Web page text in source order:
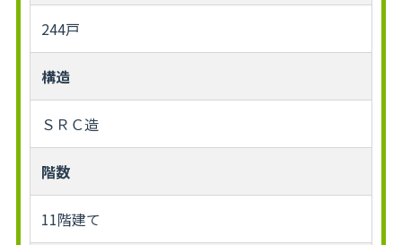
244戸
構造
ＳＲＣ造
階数
11階建て